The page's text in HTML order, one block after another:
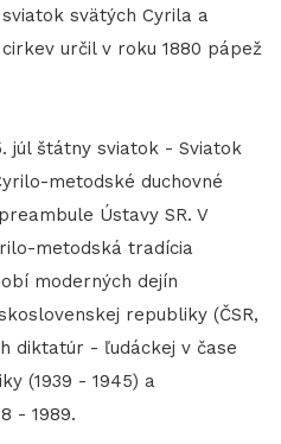
svätých Cyrila a
určil v roku 1880 pápež
júl štátny sviatok - Sviatok
metodské duchovné
Ústavy SR. V
metodská tradícia
moderných dejín
republiky (ČSR,
diktatúr - ľudáckej v čase
(1939 - 1945) a
- 1989.